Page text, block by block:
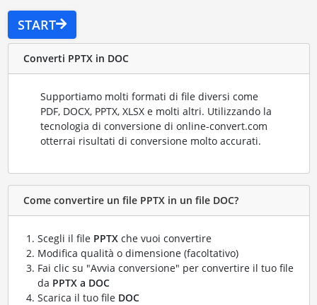
START
Converti PPTX in DOC
Supportiamo molti formati di file diversi come
PDF, DOCX, PPTX, XLSX e molti altri. Utilizzando la
tecnologia di conversione di online-convert.com
otterrai risultati di conversione molto accurati.
Come convertire un file PPTX in un file DOC?
Scegli il file PPTXche vuoi convertire
Modifica qualità o dimensione (facoltativo)
Fai clic su "Avvia conversione" per convertire il tuo file
da PPTX a DOC
Scarica il tuo file DOC